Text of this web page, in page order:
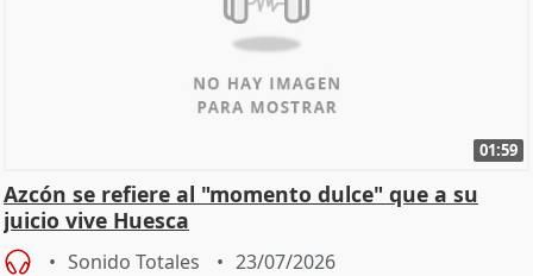
01:59
Azcón se refiere al "momento dulce" que a su
juicio vive Huesca
Sonido Totales 23/07/2026